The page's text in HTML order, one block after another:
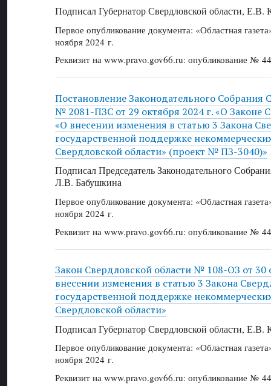
Подписал Губернатор Свердловской области, Е.В.
Первое опубликование документа: «Областная
ноября 2024 г.
Реквизит на www.pravo.gov66.ru: опубликование №
Постановление Законодательного Собрания
№ 2081-ПЗС от 29 октября 2024 г. «О Законе
«О внесении изменения в статью 3 Закона
государственной поддержке
Свердловской области» (проект № ПЗ-3040)»
Подписал Председатель Законодательного
Л.В. Бабушкина
Первое опубликование документа: «Областная
ноября 2024 г.
Реквизит на www.pravo.gov66.ru: опубликование №
Закон Свердловской области № 108-ОЗ от 30
внесении изменения в статью 3 Закона
государственной поддержке
Свердловской области»
Подписал Губернатор Свердловской области, Е.В.
Первое опубликование документа: «Областная
ноября 2024 г.
Реквизит на www.pravo.gov66.ru: опубликование №